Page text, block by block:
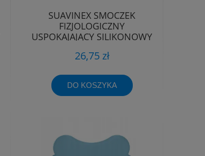
SUAVINEX SMOCZEK
FIZJOLOGICZNY
USPOKAJAJĄCY SILIKONOWY
26,75 zł
DO KOSZYKA